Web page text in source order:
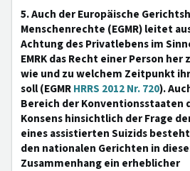
5. Auch der Europäische
Menschenrechte (EGMR) leitet
Achtung des Privatlebens im
EMRK das Recht einer Person
wie und zu welchem Zeitpunkt
soll (EGMRHRRS 2012 Nr. 720).
Bereich der Konventionsstaaten
Konsens hinsichtlich der Frage
eines assistierten Suizids
den nationalen Gerichten in
Zusammenhang ein erheblicher